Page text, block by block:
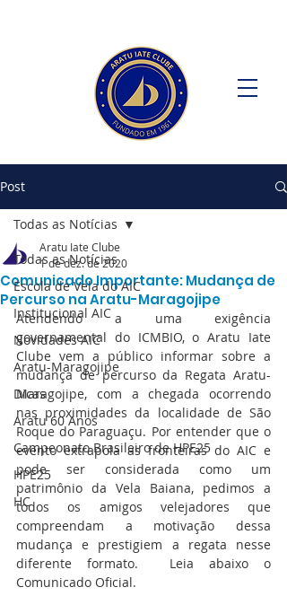
Post
Todas as Notícias
Escola de Vela do AIC
Institucional AIC
Novidades AIC
Aratu-Maragojipe
Dicas
Aratu 60 Anos
Campeonato Brasileiro de HPE25
HPE25
HC
Todas as Notícias
Comunicado Importante: Mudança de
Percurso na Aratu-Maragojipe
Aratu Iate Clube
1 de dez. de 2020
Atendendo a uma exigência
governamental do ICMBIO, o Aratu Iate
Clube vem a público informar sobre a
mudança de percurso da Regata Aratu-
Maragojipe, com a chegada ocorrendo
nas proximidades da localidade de São
Roque do Paraguaçu. Por entender que o
evento extrapola as fronteiras do AIC e
pode ser considerada como um
patrimônio da Vela Baiana, pedimos a
todos os amigos velejadores que
compreendam a motivação dessa
mudança e prestigiem a regata nesse
diferente formato.  Leia abaixo o
Comunicado Oficial.